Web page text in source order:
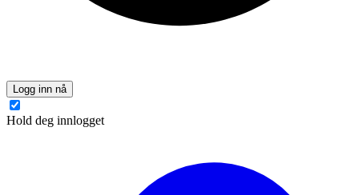
Logg inn nå
Hold deg innlogget